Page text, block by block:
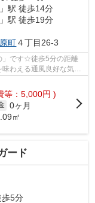
」駅 徒歩14分
」駅 徒歩19分
町４丁目26-3
」です☆徒歩5分の距離
わえる通風良好な気持
等：5,000円 )
0ヶ月
㎡
ード
歩5分